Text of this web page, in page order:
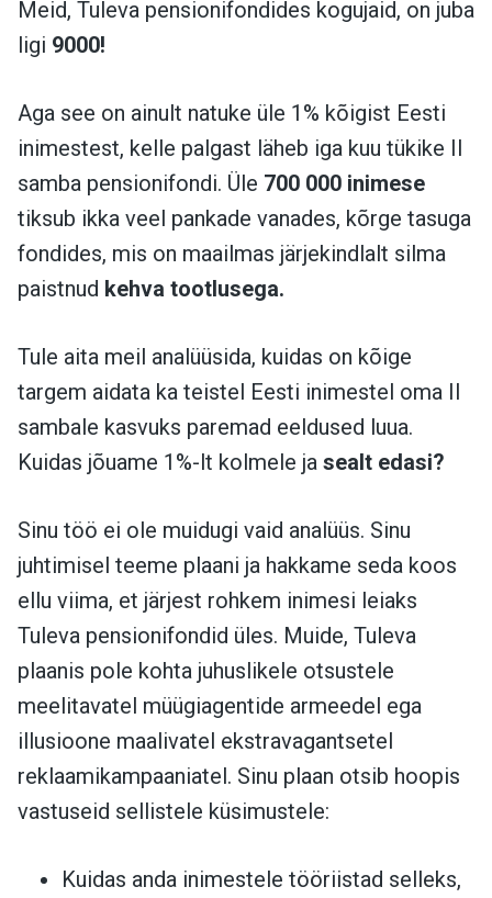
Meid, Tuleva pensionifondides kogujaid, on juba
ligi 9000!
Aga see on ainult natuke üle 1% kõigist Eesti
inimestest, kelle palgast läheb iga kuu tükike II
samba pensionifondi. Üle 700 000 inimese
tiksub ikka veel pankade vanades, kõrge tasuga
fondides, mis on maailmas järjekindlalt silma
paistnud kehva tootlusega.
Tule aita meil analüüsida, kuidas on kõige
targem aidata ka teistel Eesti inimestel oma II
sambale kasvuks paremad eeldused luua.
Kuidas jõuame 1%-lt kolmele ja sealt edasi?
Sinu töö ei ole muidugi vaid analüüs. Sinu
juhtimisel teeme plaani ja hakkame seda koos
ellu viima, et järjest rohkem inimesi leiaks
Tuleva pensionifondid üles. Muide, Tuleva
plaanis pole kohta juhuslikele otsustele
meelitavatel müügiagentide armeedel ega
illusioone maalivatel ekstravagantsetel
reklaamikampaaniatel. Sinu plaan otsib hoopis
vastuseid sellistele küsimustele:
Kuidas anda inimestele tööriistad selleks,